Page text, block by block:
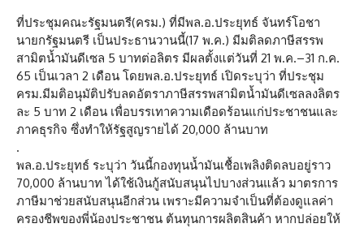
ที่ประชุมคณะรัฐมนตรี(ครม.) ที่มีพล.อ.ประยุทธ์ จันทร์โอชา
นายกรัฐมนตรี เป็นประธานวานนี้(17 พ.ค.) มีมติลดภาษีสรรพ
สามิตน้ำมันดีเซล 5 บาทต่อลิตร มีผลตั้งแต่วันที่ 21 พ.ค.–31 ก.ค.
65 เป็นเวลา 2 เดือน โดยพล.อ.ประยุทธ์ เปิดระบุว่า ที่ประชุม
ครม.มีมติอนุมัติปรับลดอัตราภาษีสรรพสามิตน้ำมันดีเซลลงลิตร
ละ 5 บาท 2 เดือน เพื่อบรรเทาความเดือดร้อนแก่ประชาชนและ
ภาคธุรกิจ ซึ่งทำให้รัฐสูญรายได้ 20,000 ล้านบาท
.
พล.อ.ประยุทธ์ ระบุว่า วันนี้กองทุนน้ำมันเชื้อเพลิงติดลบอยู่ราว
70,000 ล้านบาท ได้ใช้เงินกู้สนับสนุนไปบางส่วนแล้ว มาตรการ
ภาษีมาช่วยสนับสนุนอีกส่วน เพราะมีความจำเป็นที่ต้องดูแลค่า
ครองชีพของพี่น้องประชาชน ต้นทุนการผลิตสินค้า หากปล่อยให้